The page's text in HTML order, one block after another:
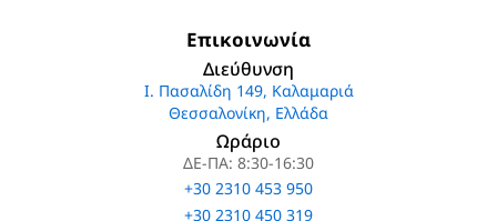
Επικοινωνία
Διεύθυνση
Ι. Πασαλίδη 149, Καλαμαριά
Θεσσαλονίκη, Ελλάδα
Ωράριο
ΔΕ-ΠΑ: 8:30-16:30
+30 2310 453 950
+30 2310 450 319